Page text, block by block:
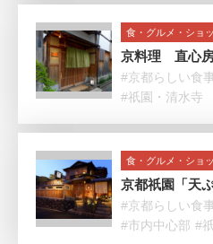
食・グルメ・ショ
京料理 直心
#京都らしい食
#祇園・清水寺
食・グルメ・ショ
京都祇園「天
#京都らしい食
#市内中心部 #